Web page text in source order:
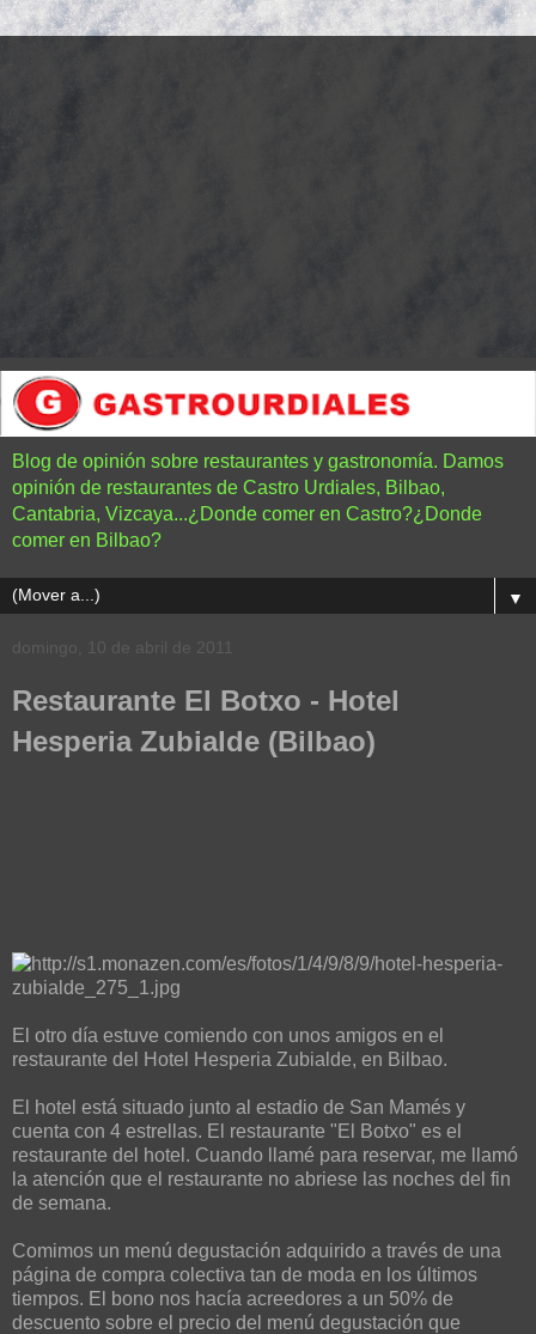
Blog de opinión sobre restaurantes y gastronomía. Damos
opinión de restaurantes de Castro Urdiales, Bilbao,
Cantabria, Vizcaya...¿Donde comer en Castro?¿Donde
comer en Bilbao?
▼
domingo, 10 de abril de 2011
Restaurante El Botxo - Hotel
Hesperia Zubialde (Bilbao)
El otro día estuve comiendo con unos amigos en el
restaurante del Hotel Hesperia Zubialde, en Bilbao.
El hotel está situado junto al estadio de San Mamés y
cuenta con 4 estrellas. El restaurante "El Botxo" es el
restaurante del hotel. Cuando llamé para reservar, me llamó
la atención que el restaurante no abriese las noches del fin
de semana.
Comimos un menú degustación adquirido a través de una
página de compra colectiva tan de moda en los últimos
tiempos. El bono nos hacía acreedores a un 50% de
descuento sobre el precio del menú degustación que